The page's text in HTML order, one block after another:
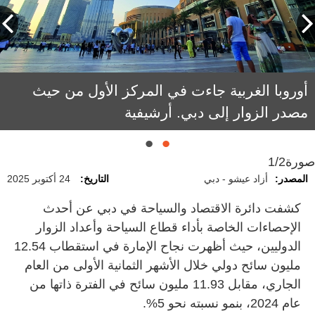
أوروبا الغربية جاءت في المركز الأول من حيث
مصدر الزوار إلى دبي. أرشيفية
صورة1/2
المصدر: أزاد عيشو - دبي التاريخ: 24 أكتوبر 2025
كشفت دائرة الاقتصاد والسياحة في دبي عن أحدث
الإحصاءات الخاصة بأداء قطاع السياحة وأعداد الزوار
الدوليين، حيث أظهرت نجاح الإمارة في استقطاب 12.54
مليون سائح دولي خلال الأشهر الثمانية الأولى من العام
الجاري، مقابل 11.93 مليون سائح في الفترة ذاتها من
عام 2024، بنمو نسبته نحو 5%.